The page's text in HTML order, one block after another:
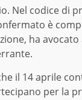
Nel codice di
è
ha avocato
il 14 aprile
per la